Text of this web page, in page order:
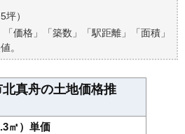
不動産が買える？
）
価格」「築数」「駅距離」「面積」
。
真舟の土地価格推
㎡）単価